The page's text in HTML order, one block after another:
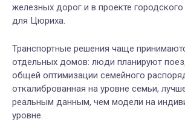
железных дорог и в проекте
для Цюриха.
Транспортные решения чаще
отдельных домов: люди планируют
общей оптимизации семейного
откалиброванная на уровне семьи,
реальным данным, чем модели на
уровне.